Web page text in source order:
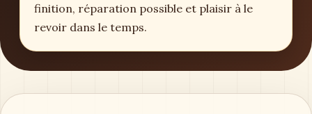
finition, réparation possible et plaisir à le
revoir dans le temps.